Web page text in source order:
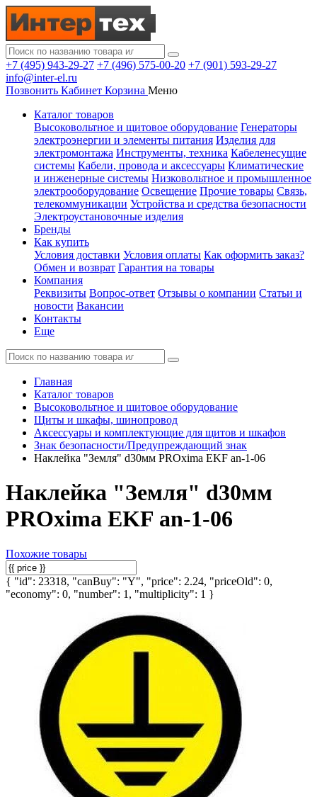
+7 (495) 943-29-27 +7 (496) 575-00-20 +7 (901) 593-29-27
info@inter-el.ru
Позвонить Кабинет Корзина Меню
Каталог товаров
Высоковольтное и щитовое оборудование Генераторы
электроэнергии и элементы питания Изделия для
электромонтажа Инструменты, техника Кабеленесущие
системы Кабели, провода и аксессуары Климатические
и инженерные системы Низковольтное и промышленное
электрооборудование Освещение Прочие товары Связь,
телекоммуникации Устройства и средства безопасности
Электроустановочные изделия
Бренды
Как купить
Условия доставки Условия оплаты Как оформить заказ?
Обмен и возврат Гарантия на товары
Компания
Реквизиты Вопрос-ответ Отзывы о компании Статьи и
новости Вакансии
Контакты
Еще
Главная
Каталог товаров
Высоковольтное и щитовое оборудование
Щиты и шкафы, шинопровод
Аксессуары и комплектующие для щитов и шкафов
Знак безопасности/Предупреждающий знак
Наклейка "Земля" d30мм PROxima EKF an-1-06
Наклейка "Земля" d30мм
PROxima EKF an-1-06
Похожие товары
{ "id": 23318, "canBuy": "Y", "price": 2.24, "priceOld": 0,
"economy": 0, "number": 1, "multiplicity": 1 }